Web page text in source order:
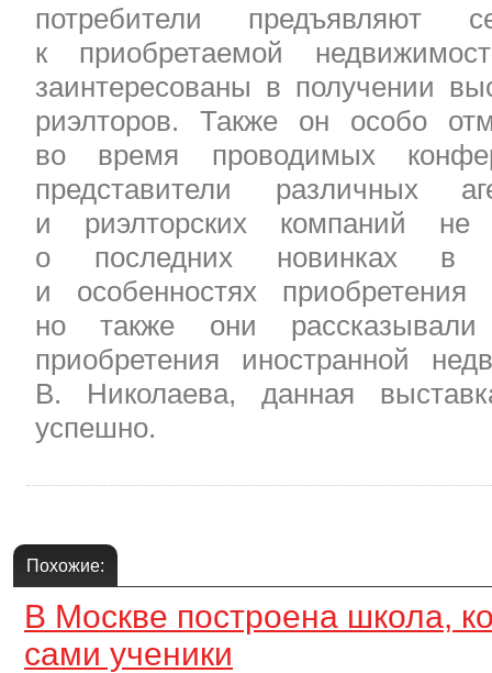
потребители предъявляют
к приобретаемой
заинтересованы в получении
риэлторов. Также он особо
во время проводимых
представители различных
и риэлторских компаний не
о последних новинках в
и особенностях приобретения
но также они
приобретения иностранной
В. Николаева, данная
успешно.
Похожие:
В Москве построена школа,
сами ученики